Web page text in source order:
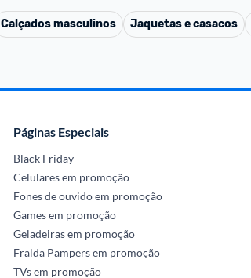
Calçados masculinos Jaquetas e casacos
Páginas Especiais
Black Friday
Celulares em promoção
Fones de ouvido em promoção
Games em promoção
Geladeiras em promoção
Fralda Pampers em promoção
TVs em promoção